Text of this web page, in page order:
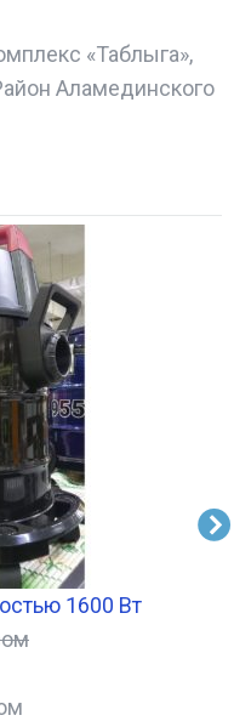
«Таблыга»,
Аламединского
1600 Вт